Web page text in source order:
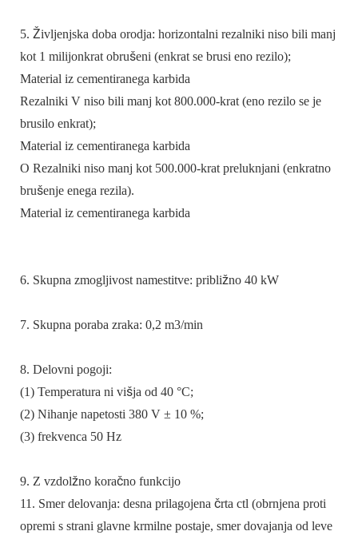
5. Življenjska doba orodja: horizontalni rezalniki niso bili manj
kot 1 milijonkrat obrušeni (enkrat se brusi eno rezilo);
Material iz cementiranega karbida
Rezalniki V niso bili manj kot 800.000-krat (eno rezilo se je
brusilo enkrat);
Material iz cementiranega karbida
O Rezalniki niso manj kot 500.000-krat preluknjani (enkratno
brušenje enega rezila).
Material iz cementiranega karbida
6. Skupna zmogljivost namestitve: približno 40 kW
7. Skupna poraba zraka: 0,2 m3/min
8. Delovni pogoji:
(1) Temperatura ni višja od 40 °C;
(2) Nihanje napetosti 380 V ± 10 %;
(3) frekvenca 50 Hz
9. Z vzdolžno koračno funkcijo
11. Smer delovanja: desna prilagojena črta ctl (obrnjena proti
opremi s strani glavne krmilne postaje, smer dovajanja od leve